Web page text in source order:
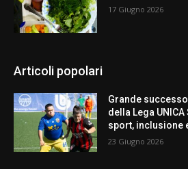
17 Giugno 2026
Articoli popolari
Grande
della Lega
sport, inclusione
23 Giugno 2026